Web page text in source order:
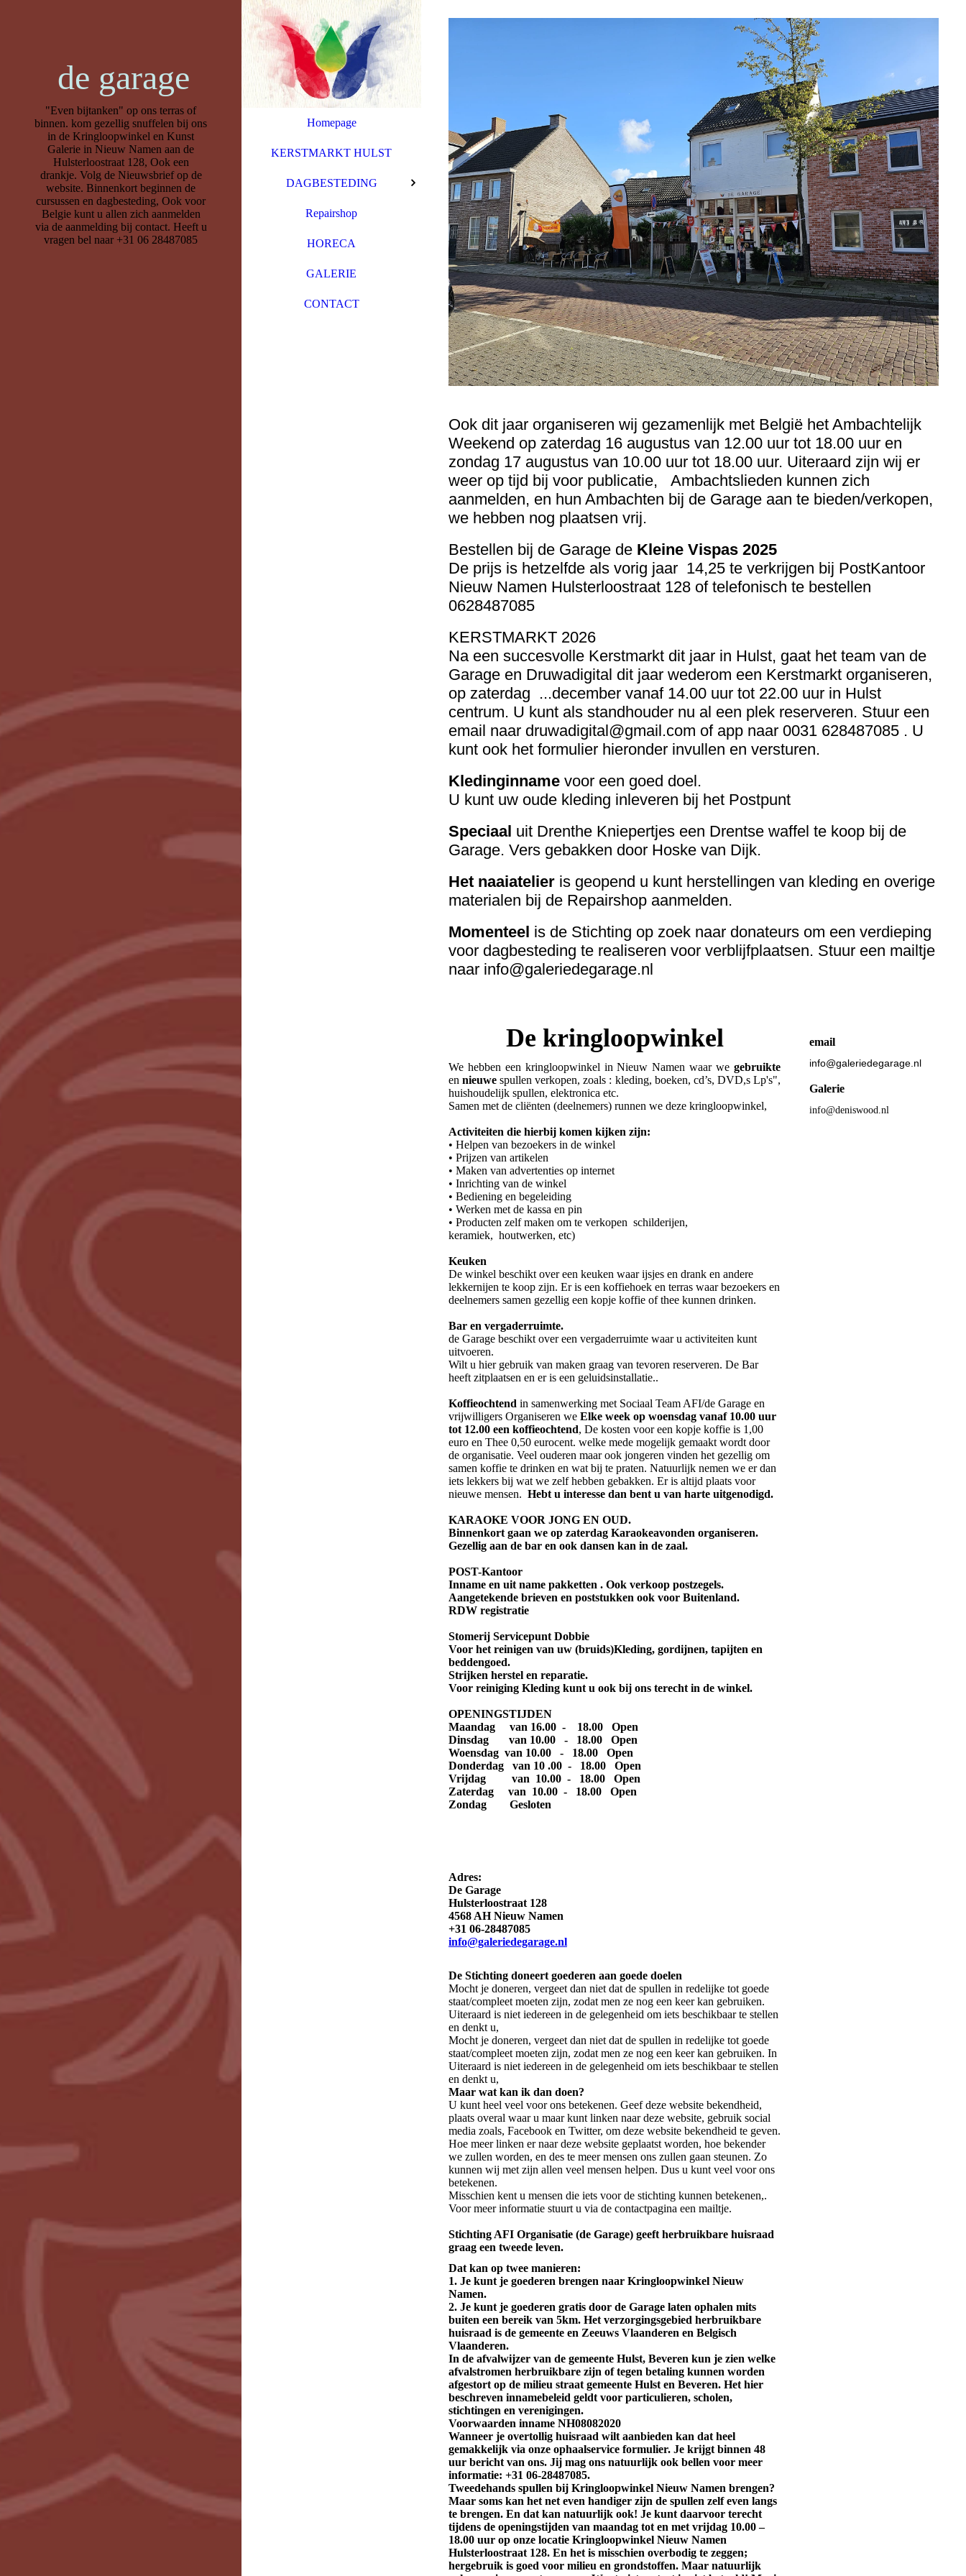
de garage
"Even bijtanken" op ons terras of
binnen. kom gezellig snuffelen bij ons
in de Kringloopwinkel en Kunst
Galerie in Nieuw Namen aan de
Hulsterloostraat 128, Ook een
drankje. Volg de Nieuwsbrief op de
website. Binnenkort beginnen de
cursussen en dagbesteding, Ook voor
Belgie kunt u allen zich aanmelden
via de aanmelding bij contact. Heeft u
vragen bel naar +31 06 28487085
Homepage
KERSTMARKT HULST
DAGBESTEDING
Repairshop
HORECA
GALERIE
CONTACT
Ook dit jaar organiseren wij gezamenlijk met België het Ambachtelijk
Weekend op zaterdag 16 augustus van 12.00 uur tot 18.00 uur en
zondag 17 augustus van 10.00 uur tot 18.00 uur. Uiteraard zijn wij er
weer op tijd bij voor publicatie, Ambachtslieden kunnen zich
aanmelden, en hun Ambachten bij de Garage aan te bieden/verkopen,
we hebben nog plaatsen vrij.
Bestellen bij de Garage de Kleine Vispas 2025
De prijs is hetzelfde als vorig jaar 14,25 te verkrijgen bij PostKantoor
Nieuw Namen Hulsterloostraat 128 of telefonisch te bestellen
0628487085
KERSTMARKT 2026
Na een succesvolle Kerstmarkt dit jaar in Hulst, gaat het team van de
Garage en Druwadigital dit jaar wederom een Kerstmarkt organiseren,
op zaterdag ...december vanaf 14.00 uur tot 22.00 uur in Hulst
centrum. U kunt als standhouder nu al een plek reserveren. Stuur een
email naar druwadigital@gmail.com of app naar 0031 628487085 . U
kunt ook het formulier hieronder invullen en versturen.
Kledinginnamevoor een goed doel.
U kunt uw oude kleding inleveren bij het Postpunt
Speciaal uit Drenthe Kniepertjes een Drentse waffel te koop bij de
Garage. Vers gebakken door Hoske van Dijk.
Het naaiatelieris geopend u kunt herstellingen van kleding en overige
materialen bij de Repairshop aanmelden.
Momenteel is de Stichting op zoek naar donateurs om een verdieping
voor dagbesteding te realiseren voor verblijfplaatsen. Stuur een mailtje
naar info@galeriedegarage.nl
De kringloopwinkel
We hebben een kringloopwinkel in Nieuw Namen waar wegebruikte
en nieuwe spullen verkopen, zoals : kleding, boeken, cd’s, DVD,s Lp's",
huishoudelijk spullen, elektronica etc.
Samen met de cliënten (deelnemers) runnen we deze kringloopwinkel,
Activiteiten die hierbij komen kijken zijn:
• Helpen van bezoekers in de winkel
• Prijzen van artikelen
• Maken van advertenties op internet
• Inrichting van de winkel
• Bediening en begeleiding
• Werken met de kassa en pin
• Producten zelf maken om te verkopen schilderijen,
keramiek, houtwerken, etc)
Keuken
De winkel beschikt over een keuken waar ijsjes en drank en andere
lekkernijen te koop zijn. Er is een koffiehoek en terras waar bezoekers en
deelnemers samen gezellig een kopje koffie of thee kunnen drinken.
Bar en vergaderruimte.
de Garage beschikt over een vergaderruimte waar u activiteiten kunt
uitvoeren.
Wilt u hier gebruik van maken graag van tevoren reserveren. De Bar
heeft zitplaatsen en er is een geluidsinstallatie..
Koffieochtend in samenwerking met Sociaal Team AFI/de Garage en
vrijwilligers Organiseren we Elke week op woensdag vanaf 10.00 uur
tot 12.00 een koffieochtend, De kosten voor een kopje koffie is 1,00
euro en Thee 0,50 eurocent. welke mede mogelijk gemaakt wordt door
de organisatie. Veel ouderen maar ook jongeren vinden het gezellig om
samen koffie te drinken en wat bij te praten. Natuurlijk nemen we er dan
iets lekkers bij wat we zelf hebben gebakken. Er is altijd plaats voor
nieuwe mensen. Hebt u interesse dan bent u van harte uitgenodigd.
KARAOKE VOOR JONG EN OUD.
Binnenkort gaan we op zaterdag Karaokeavonden organiseren.
Gezellig aan de bar en ook dansen kan in de zaal.
POST-Kantoor
Inname en uit name pakketten . Ook verkoop postzegels.
Aangetekende brieven en poststukken ook voor Buitenland.
RDW registratie
Stomerij Servicepunt Dobbie
Voor het reinigen van uw (bruids)Kleding, gordijnen, tapijten en
beddengoed.
Strijken herstel en reparatie.
Voor reiniging Kleding kunt u ook bij ons terecht in de winkel.
OPENINGSTIJDEN
Maandag van 16.00 - 18.00 Open
Dinsdag van 10.00 - 18.00 Open
Woensdag van 10.00 - 18.00 Open
Donderdag van 10 .00 - 18.00 Open
Vrijdag van 10.00 - 18.00 Open
Zaterdag van 10.00 - 18.00 Open
Zondag Gesloten
Adres:
De Garage
Hulsterloostraat 128
4568 AH Nieuw Namen
+31 06-28487085
info@galeriedegarage.nl
De Stichting doneert goederen aan goede doelen
Mocht je doneren, vergeet dan niet dat de spullen in redelijke tot goede
staat/compleet moeten zijn, zodat men ze nog een keer kan gebruiken.
Uiteraard is niet iedereen in de gelegenheid om iets beschikbaar te stellen
en denkt u,
Mocht je doneren, vergeet dan niet dat de spullen in redelijke tot goede
staat/compleet moeten zijn, zodat men ze nog een keer kan gebruiken. In
Uiteraard is niet iedereen in de gelegenheid om iets beschikbaar te stellen
en denkt u,
Maar wat kan ik dan doen?
U kunt heel veel voor ons betekenen. Geef deze website bekendheid,
plaats overal waar u maar kunt linken naar deze website, gebruik social
media zoals, Facebook en Twitter, om deze website bekendheid te geven.
Hoe meer linken er naar deze website geplaatst worden, hoe bekender
we zullen worden, en des te meer mensen ons zullen gaan steunen. Zo
kunnen wij met zijn allen veel mensen helpen. Dus u kunt veel voor ons
betekenen.
Misschien kent u mensen die iets voor de stichting kunnen betekenen,.
Voor meer informatie stuurt u via de contactpagina een mailtje.
Stichting AFI Organisatie (de Garage) geeft herbruikbare huisraad
graag een tweede leven.
Dat kan op twee manieren:
1. Je kunt je goederen brengen naar Kringloopwinkel Nieuw
Namen.
2. Je kunt je goederen gratis door de Garage laten ophalen mits
buiten een bereik van 5km. Het verzorgingsgebied herbruikbare
huisraad is de gemeente en Zeeuws Vlaanderen en Belgisch
Vlaanderen.
In de afvalwijzer van de gemeente Hulst, Beveren kun je zien welke
afvalstromen herbruikbare zijn of tegen betaling kunnen worden
afgestort op de milieu straat gemeente Hulst en Beveren. Het hier
beschreven innamebeleid geldt voor particulieren, scholen,
stichtingen en verenigingen.
Voorwaarden inname NH08082020
Wanneer je overtollig huisraad wilt aanbieden kan dat heel
gemakkelijk via onze ophaalservice formulier. Je krijgt binnen 48
uur bericht van ons. Jij mag ons natuurlijk ook bellen voor meer
informatie: +31 06-28487085.
Tweedehands spullen bij Kringloopwinkel Nieuw Namen brengen?
Maar soms kan het net even handiger zijn de spullen zelf even langs
te brengen. En dat kan natuurlijk ook! Je kunt daarvoor terecht
tijdens de openingstijden van maandag tot en met vrijdag 10.00 –
18.00 uur op onze locatie Kringloopwinkel Nieuw Namen
Hulsterloostraat 128. En het is misschien overbodig te zeggen;
hergebruik is goed voor milieu en grondstoffen. Maar natuurlijk
email
info@galeriedegarage.nl
Galerie
info@deniswood.nl